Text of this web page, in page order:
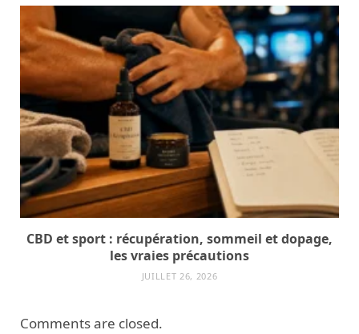
CBD et sport : récupération, sommeil et dopage,
les vraies précautions
JUILLET 26, 2026
Comments are closed.